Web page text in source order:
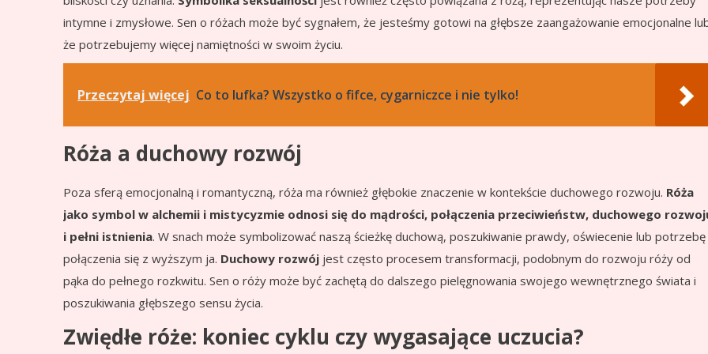
intymne i zmysłowe. Sen o różach może być sygnałem, że jesteśmy gotowi na głębsze zaangażowanie emocjonalne
że potrzebujemy więcej namiętności w swoim życiu.
Przeczytaj więcej Co to lufka? Wszystko o fifce, cygarniczce i nie tylko!
Róża a duchowy rozwój
Poza sferą emocjonalną i romantyczną, róża ma również głębokie znaczenie w kontekście duchowego rozwoju. Róża
jako symbol w alchemii i mistycyzmie odnosi się do mądrości, połączenia przeciwieństw, duchowego
i pełni istnienia. W snach może symbolizować naszą ścieżkę duchową, poszukiwanie prawdy, oświecenie lub potrzebę
połączenia się z wyższym ja. Duchowy rozwój jest często procesem transformacji, podobnym do rozwoju róży od
pąka do pełnego rozkwitu. Sen o róży może być zachętą do dalszego pielęgnowania swojego wewnętrznego świata i
poszukiwania głębszego sensu życia.
Zwiędłe róże: koniec cyklu czy wygasające uczucia?